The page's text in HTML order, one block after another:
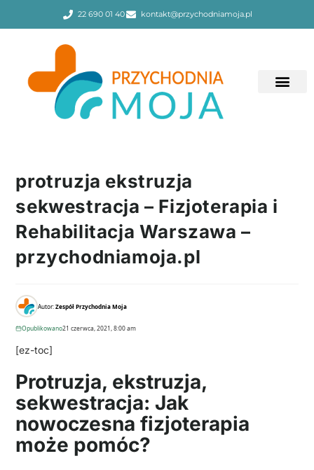
22 690 01 40 kontakt@przychodniamoja.pl
protruzja ekstruzja
sekwestracja – Fizjoterapia i
Rehabilitacja Warszawa –
przychodniamoja.pl
Autor:Zespół Przychodnia Moja
Opublikowano21 czerwca, 2021, 8:00 am
[ez-toc]
Protruzja, ekstruzja,
sekwestracja: Jak
nowoczesna fizjoterapia
może pomóc?